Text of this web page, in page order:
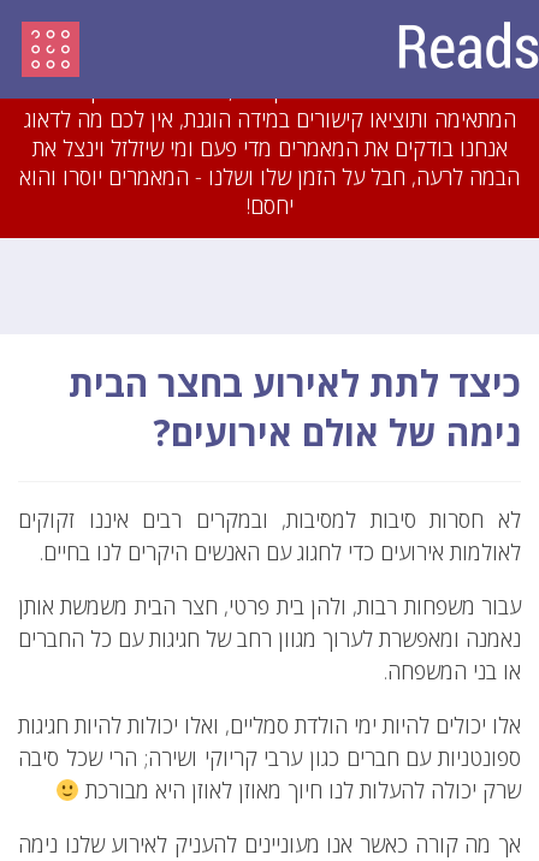
עדכון מיולי 2018: לאחרונה חסמנו משתמשים והסרנו
עשרות מאמרים שהיו מועתקים או כתובים בזילזול בצורה
המתאימה ותוציאו קישורים במידה הוגנת, אין לכם מה לדאוג
אנחנו בודקים את המאמרים מדי פעם ומי שיזלזל וינצל את
הבמה לרעה, חבל על הזמן שלו ושלנו - המאמרים יוסרו והוא
יחסם!
כיצד לתת לאירוע בחצר הבית
נימה של אולם אירועים?
לא חסרות סיבות למסיבות, ובמקרים רבים איננו זקוקים
לאולמות אירועים כדי לחגוג עם האנשים היקרים לנו בחיים.
עבור משפחות רבות, ולהן בית פרטי, חצר הבית משמשת אותן
נאמנה ומאפשרת לערוך מגוון רחב של חגיגות עם כל החברים
או בני המשפחה.
אלו יכולים להיות ימי הולדת סמליים, ואלו יכולות להיות חגיגות
ספונטניות עם חברים כגון ערבי קריוקי ושירה; הרי שכל סיבה
שרק יכולה להעלות לנו חיוך מאוזן לאוזן היא מבורכת
אך מה קורה כאשר אנו מעוניינים להעניק לאירוע שלנו נימה